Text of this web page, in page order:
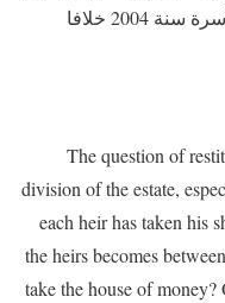
الحكم نفسه الذي نصت عليه مدونة الأسرة سنة 2004 خلافا
The question of
division of the estate,
each heir has taken his
the heirs becomes
take the house of